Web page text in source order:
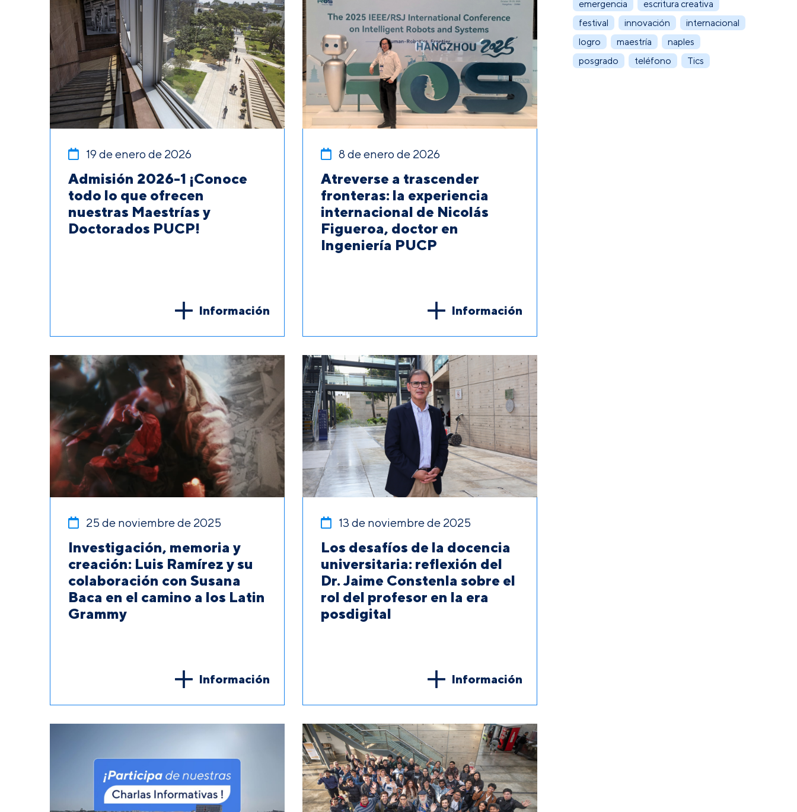
19 de enero de 2026
Admisión 2026-1 ¡Conoce
todo lo que ofrecen
nuestras Maestrías y
Doctorados PUCP!
Información
8 de enero de 2026
Atreverse a trascender
fronteras: la experiencia
internacional de Nicolás
Figueroa, doctor en
Ingeniería PUCP
Información
25 de noviembre de 2025
Investigación, memoria y
creación: Luis Ramírez y su
colaboración con Susana
Baca en el camino a los Latin
Grammy
Información
13 de noviembre de 2025
Los desafíos de la docencia
universitaria: reflexión del
Dr. Jaime Constenla sobre el
rol del profesor en la era
posdigital
Información
emergencia
escritura creativa
festival
innovación
internacional
logro
maestría
naples
posgrado
teléfono Tics